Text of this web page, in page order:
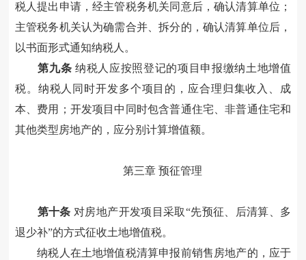
税人提出申请，经主管税务机关同意后，确认清算单位 ；
主管税务机关认为确需合并、拆分的， 确认清算单位后，
以书面形式通知纳税人 。
第九条 纳税人应按照登记的项目申报缴纳土地增值
税。纳税人同时开发多个项目的，应合理归集收入、成
本、费用；开发项目中同时包含普通住宅、非普通住宅和
其他类型房地产的，应分别计算增值额。
第三章 预征管理
第十条 对房地产开发项目采取“先预征、后清算、多
退少补”的方式征收土地增值税。
纳税人在土地增值税清算申报前销售 房地产的，应于